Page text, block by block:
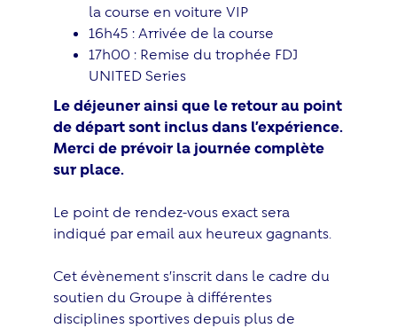
la course en voiture VIP
16h45 : Arrivée de la course
17h00 : Remise du trophée FDJ
UNITED Series
Le déjeuner ainsi que le retour au point
de départ sont inclus dans l’expérience.
Merci de prévoir la journée complète
sur place.
Le point de rendez-vous exact sera
indiqué par email aux heureux gagnants.
Cet évènement s’inscrit dans le cadre du
soutien du Groupe à différentes
disciplines sportives depuis plus de